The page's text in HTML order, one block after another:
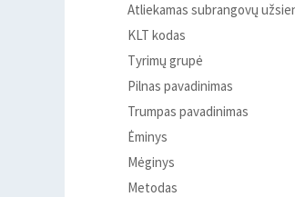
Atliekamas subrangovų
KLT kodas
Tyrimų grupė
Pilnas pavadinimas
Trumpas pavadinimas
Ėminys
Mėginys
Metodas